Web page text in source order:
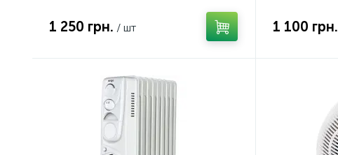
1 250 грн. / шт 1 100 грн.